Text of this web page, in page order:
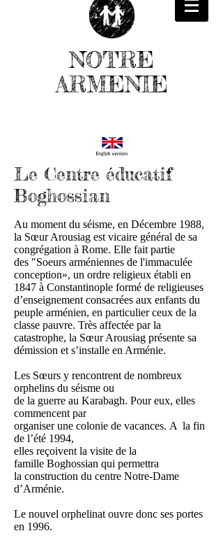
NOTRE
ARMENIE
Le Centre éducatif
Boghossian
Au moment du séisme, en Décembre 1988,
la Sœur Arousiag est vicaire général de sa
congrégation à Rome. Elle fait partie
des "Soeurs arméniennes de l'immaculée
conception», un ordre religieux établi en
1847 à Constantinople formé de religieuses
d’enseignement consacrées aux enfants du
peuple arménien, en particulier ceux de la
classe pauvre. Très affectée par la
catastrophe, la Sœur Arousiag présente sa
démission et s’installe en Arménie.
Les Sœurs y rencontrent de nombreux
orphelins du séisme ou
de la guerre au Karabagh. Pour eux, elles
commencent par
organiser une colonie de vacances. A la fin
de l’été 1994,
elles reçoivent la visite de la
famille Boghossian qui permettra
la construction du centre Notre-Dame
d’Arménie.
Le nouvel orphelinat ouvre donc ses portes
en 1996.